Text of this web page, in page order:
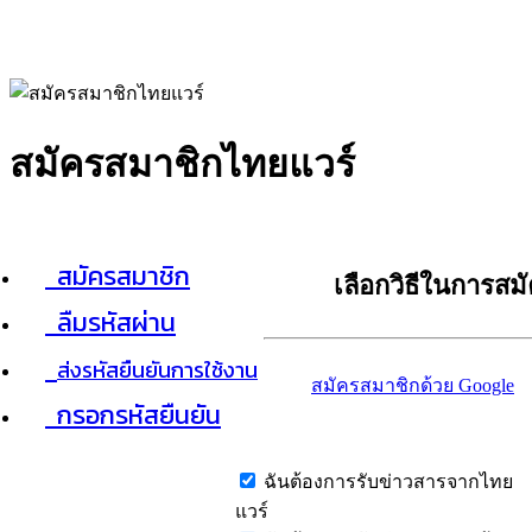
สมัครสมาชิกไทยแวร์
สมัครสมาชิก
ลืมรหัสผ่าน
ส่งรหัสยืนยันการใช้งาน
กรอกรหัสยืนยัน
เลือกวิธีในการส
สมัครสมาชิกด้วย Google
ฉันต้องการรับข่าวสารจากไทย
แวร์